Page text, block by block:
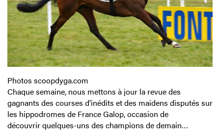
Photos scoopdyga.com
Chaque semaine, nous mettons à jour la revue des
gagnants des courses d’inédits et des maidens disputés sur
les hippodromes de France Galop, occasion de
découvrir quelques-uns des champions de demain…